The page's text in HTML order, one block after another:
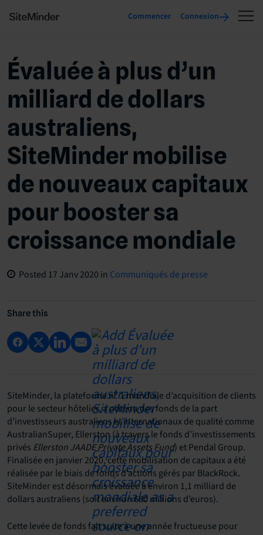
Commencer Connexion
Évaluée à plus d’un
milliard de dollars
australiens,
SiteMinder mobilise
de nouveaux capitaux
pour booster sa
croissance mondiale
Posted 17 Janv 2020 in Communiqués de presse
Share this
SiteMinder, la plateforme no1 mondiale d’acquisition de clients
pour le secteur hôtelier, a obtenu des fonds de la part
d’investisseurs australiens et internationaux de qualité comme
AustralianSuper, Ellerston (à travers le fonds d’investissements
privés Ellerston JAADE Private Assets Fund) et Pendal Group.
Finalisée en janvier 2020, cette mobilisation de capitaux a été
réalisée par le biais de fonds d’actions gérés par BlackRock.
SiteMinder est désormais évaluée à environ 1,1 milliard de
dollars australiens (soit environ 680 millions d’euros).
Cette levée de fonds fait suite à une année fructueuse pour